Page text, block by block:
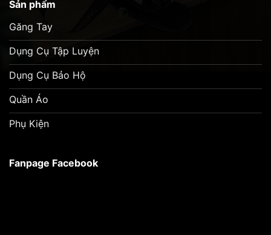
Sản phẩm
Găng Tay
Dụng Cụ Tập Luyện
Dụng Cụ Bảo Hộ
Quần Áo
Phụ Kiện
Fanpage Facebook